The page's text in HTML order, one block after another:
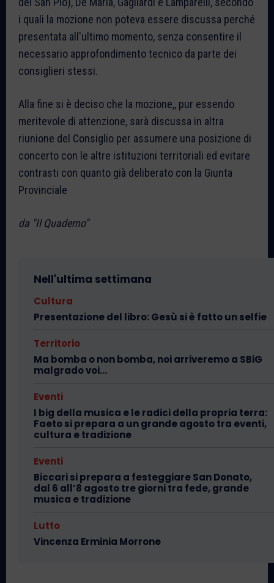
i quali la mozione non poteva essere discussa perché
presentata all'ultimo momento, senza consentire il
necessario approfondimento tecnico da parte dei
consiglieri stessi.
Alla fine si è deciso che la mozione,, pur essendo
meritevole di attenzione, sarà discussa in altra
riunione del Consiglio per assumere una posizione di
concerto con le altre istituzioni territoriali ed evitare
contrasti con quanto già deliberato con la Giunta
Provinciale
da "Il Quaderno"
Nell'ultima settimana
Cultura
Presentazione del libro: Gesù si è fatto un selfie
Territorio
Ma bomba o non bomba, noi arriveremo a SBiG
malgrado voi…
Eventi
I big della musica e le radici della propria terra:
Faeto si prepara a un grande agosto tra eventi,
cultura e tradizione
Eventi
Biccari si prepara a festeggiare San Donato,
dal 6 all’8 agosto tre giorni tra fede, grande
musica e tradizione
Lutto
Vincenza Erminia Morrone